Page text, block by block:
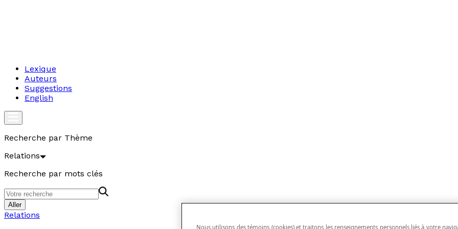
Lexique
Auteurs
Suggestions
English
Recherche par Thème
Relations
Recherche par mots clés
Aller
Relations
Nous utilisons des témoins (cookies) et traitons les renseignements personnels liés à votre